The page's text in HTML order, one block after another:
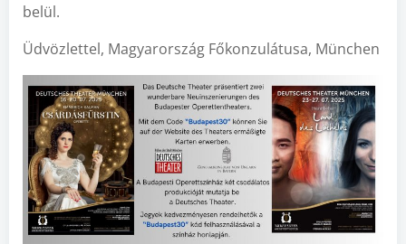
belül.
Üdvözlettel, Magyarország Főkonzulátusa, München